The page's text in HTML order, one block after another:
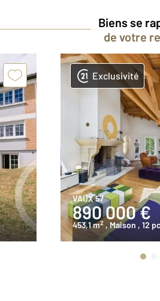
Biens se
de votre
Exclusivité
VAUX 57
890 000 €
453,1 m2 , Maison , 12